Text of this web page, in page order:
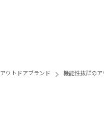
アウトドアブランド 機能性抜群の